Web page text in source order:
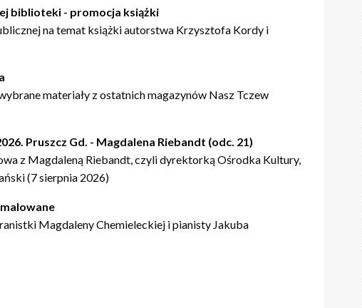
biblioteki - promocja książki
na temat książki autorstwa Krzysztofa Kordy i
materiały z ostatnich magazynów Nasz Tczew
Pruszcz Gd. - Magdalena Riebandt (odc. 21)
z Magdaleną Riebandt, czyli dyrektorką Ośrodka Kultury,
(7 sierpnia 2026)
Magdaleny Chemieleckiej i pianisty Jakuba